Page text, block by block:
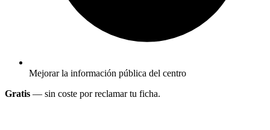
Mejorar la información pública del centro
Gratis — sin coste por reclamar tu ficha.